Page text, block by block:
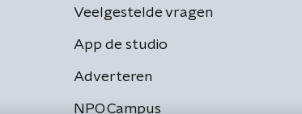
Veelgestelde vragen
App de studio
Adverteren
NPO Campus